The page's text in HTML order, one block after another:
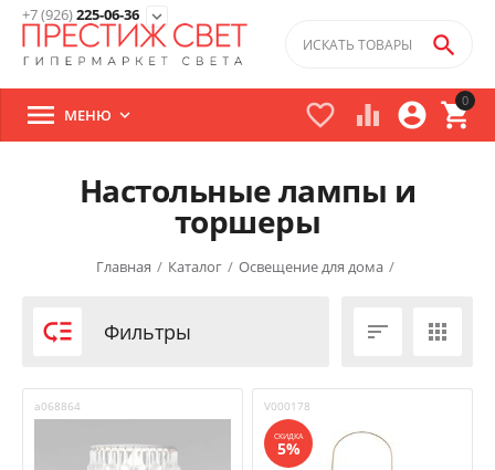
+7 (926)225-06-36 expand_more
0


 

 МЕНЮ 
Настольные лампы и
торшеры
Главная / Каталог / Освещение для дома /
 Фильтры  
a068864 V000178
СКИДКА
5%